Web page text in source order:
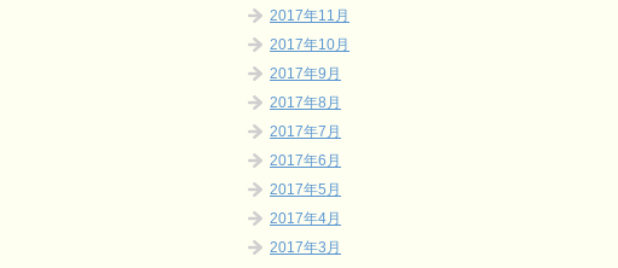
2017年11月
2017年10月
2017年9月
2017年8月
2017年7月
2017年6月
2017年5月
2017年4月
2017年3月